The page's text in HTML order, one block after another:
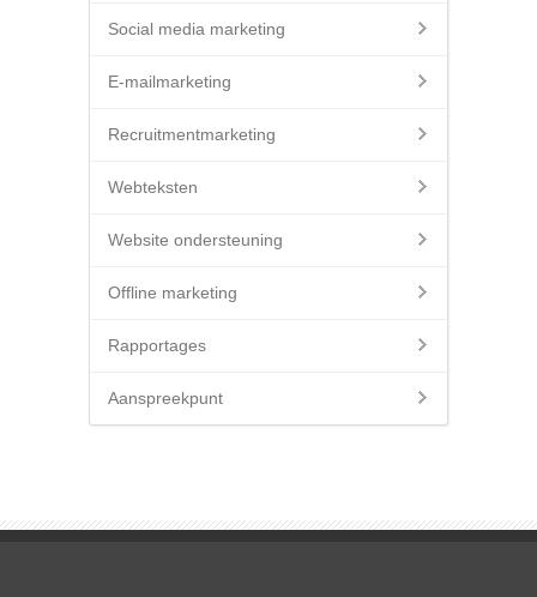
Social media marketing
E-mailmarketing
Recruitmentmarketing
Webteksten
Website ondersteuning
Offline marketing
Rapportages
Aanspreekpunt